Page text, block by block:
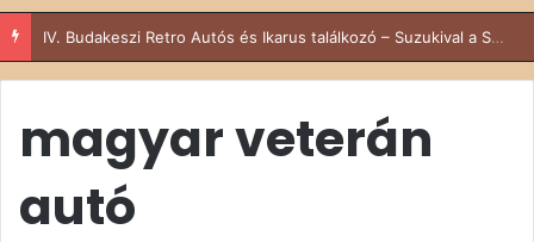
IV. Budakeszi Retro Autós és Ikarus találkozó – Suzukival a Sződy fivérek
magyar veterán
autó